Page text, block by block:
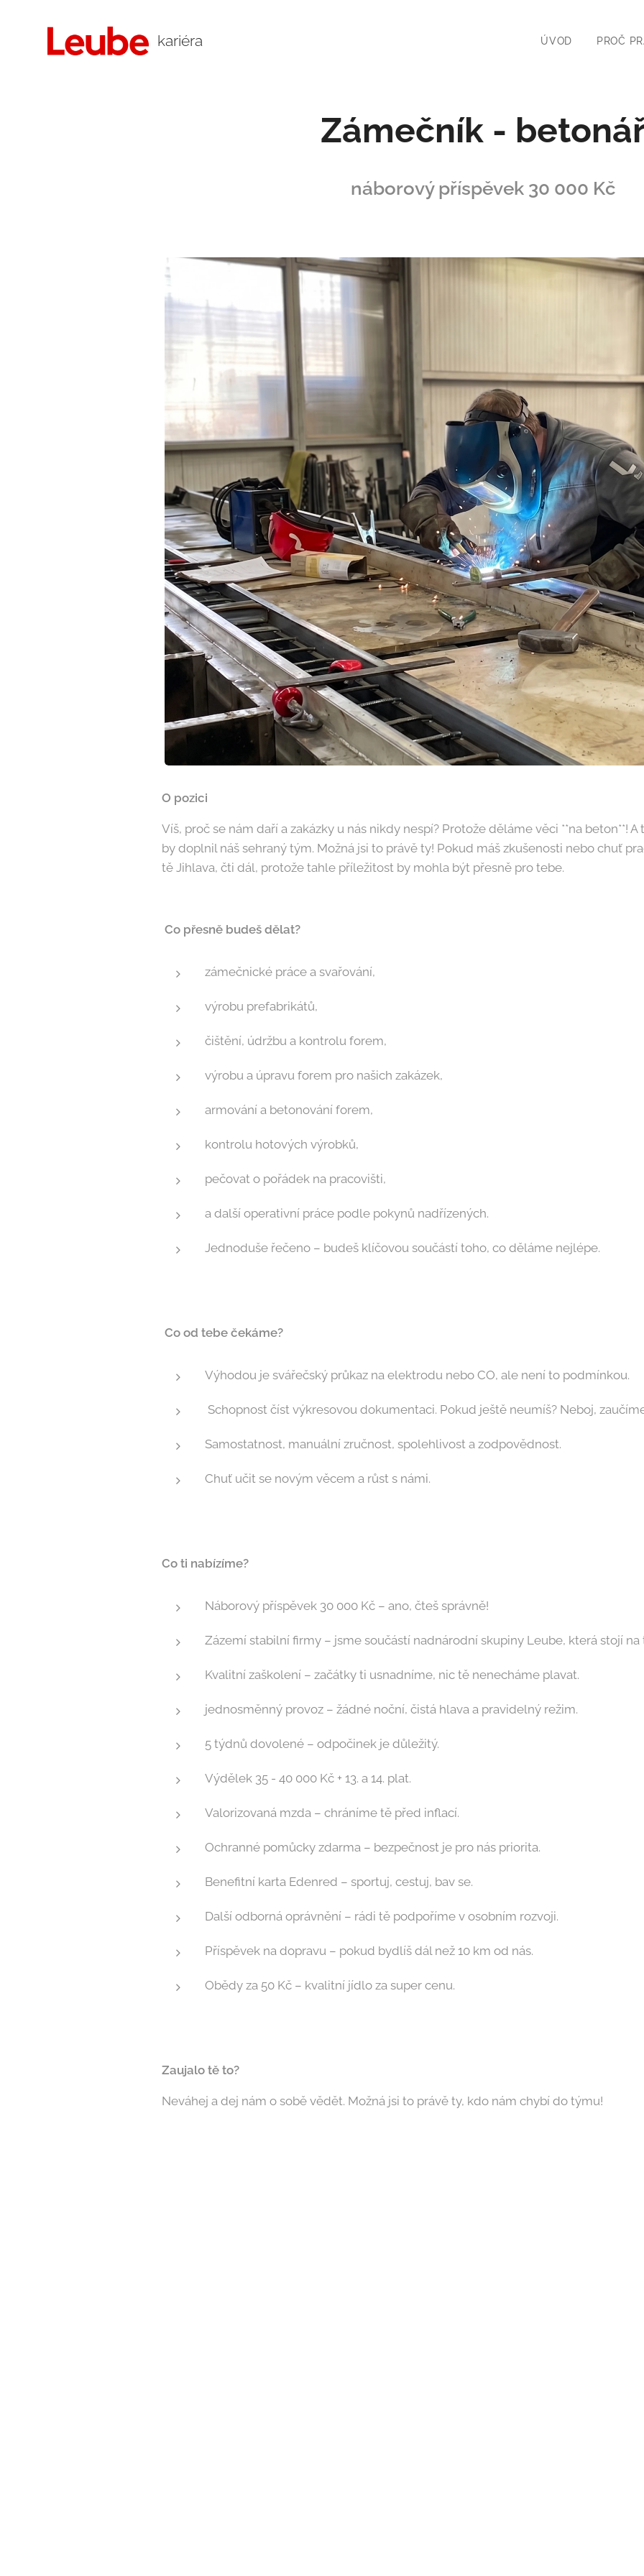
kariéra ÚVOD PROČ
Zámečník -
náborový příspěvek 30 000 Kč
O pozici
Víš, proč se nám daří a zakázky u nás nikdy nespí? Protože děláme věci **na beton**!
by doplnil náš sehraný tým. Možná jsi to právě ty! Pokud máš zkušenosti nebo chuť
tě Jihlava, čti dál, protože tahle příležitost by mohla být přesně pro tebe.
Co přesně budeš dělat?
zámečnické práce a svařování,
výrobu prefabrikátů,
čištění, údržbu a kontrolu forem,
výrobu a úpravu forem pro našich zakázek,
armování a betonování forem,
kontrolu hotových výrobků,
pečovat o pořádek na pracovišti,
a další operativní práce podle pokynů nadřízených.
Jednoduše řečeno – budeš klíčovou součástí toho, co děláme nejlépe.
Co od tebe čekáme?
Výhodou je svářečský průkaz na elektrodu nebo CO, ale není to podmínkou.
Schopnost číst výkresovou dokumentaci. Pokud ještě neumíš? Neboj,
Samostatnost, manuální zručnost, spolehlivost a zodpovědnost.
Chuť učit se novým věcem a růst s námi.
Co ti nabízíme?
Náborový příspěvek 30 000 Kč – ano, čteš správně!
Zázemí stabilní firmy – jsme součástí nadnárodní skupiny Leube, která stojí na
Kvalitní zaškolení – začátky ti usnadníme, nic tě nenecháme plavat.
jednosměnný provoz – žádné noční, čistá hlava a pravidelný režim.
5 týdnů dovolené – odpočinek je důležitý.
Výdělek 35 - 40 000 Kč + 13. a 14. plat.
Valorizovaná mzda – chráníme tě před inflací.
Ochranné pomůcky zdarma – bezpečnost je pro nás priorita.
Benefitní karta Edenred – sportuj, cestuj, bav se.
Další odborná oprávnění – rádi tě podpoříme v osobním rozvoji.
Příspěvek na dopravu – pokud bydlíš dál než 10 km od nás.
Obědy za 50 Kč – kvalitní jídlo za super cenu.
Zaujalo tě to?
Neváhej a dej nám o sobě vědět. Možná jsi to právě ty, kdo nám chybí do týmu!